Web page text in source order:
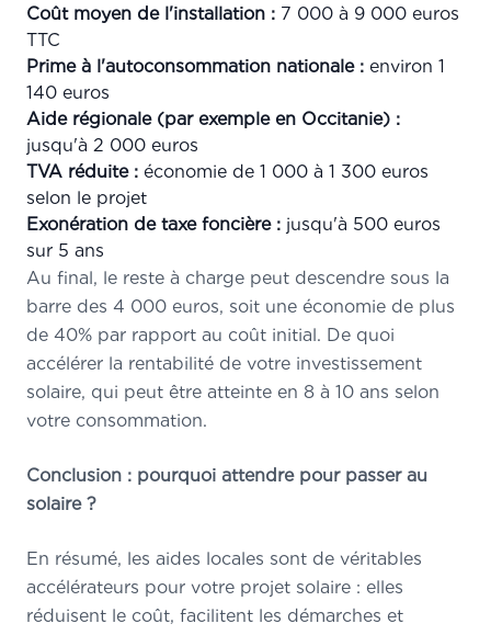
Coût moyen de l'installation : 7 000 à 9 000 euros
TTC
Prime à l'autoconsommation nationale : environ 1
140 euros
Aide régionale (par exemple en Occitanie) :
jusqu'à 2 000 euros
TVA réduite : économie de 1 000 à 1 300 euros
selon le projet
Exonération de taxe foncière : jusqu'à 500 euros
sur 5 ans
Au final, le reste à charge peut descendre sous la
barre des 4 000 euros, soit une économie de plus
de 40% par rapport au coût initial. De quoi
accélérer la rentabilité de votre investissement
solaire, qui peut être atteinte en 8 à 10 ans selon
votre consommation.
Conclusion : pourquoi attendre pour passer au
solaire ?
En résumé, les aides locales sont de véritables
accélérateurs pour votre projet solaire : elles
réduisent le coût, facilitent les démarches et